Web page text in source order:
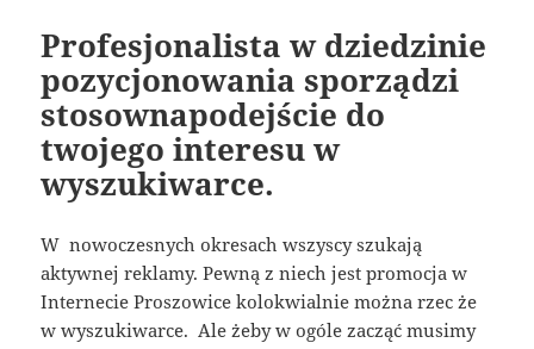
Profesjonalista w dziedzinie
pozycjonowania sporządzi
stosownapodejście do
twojego interesu w
wyszukiwarce.
W nowoczesnych okresach wszyscy szukają
aktywnej reklamy. Pewną z niech jest promocja w
Internecie Proszowice kolokwialnie można rzec że
w wyszukiwarce. Ale żeby w ogóle zacząć musimy